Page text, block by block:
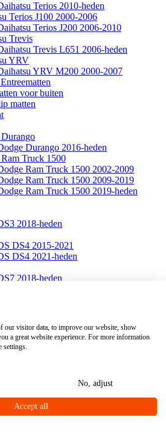
Terios 2010-heden
Terios J100 2000-2006
Terios J200 2006-2010
Trevis
Trevis L651 2006-heden
YRV
YRV M200 2000-2007
voor buiten
matten
Durango 2016-heden
Truck 1500
Ram Truck 1500 2002-2009
Ram Truck 1500 2009-2019
Ram Truck 1500 2019-heden
2018-heden
DS4 2015-2021
DS4 2021-heden
2018-heden
Portofino 2018-heden
Fiat 500E 2020-heden
500L 2013-heden
Fiat 500S 2013-heden
our visitor data, to improve our website, show
a great website experience. For more information
settings.
No, adjust
Accept all